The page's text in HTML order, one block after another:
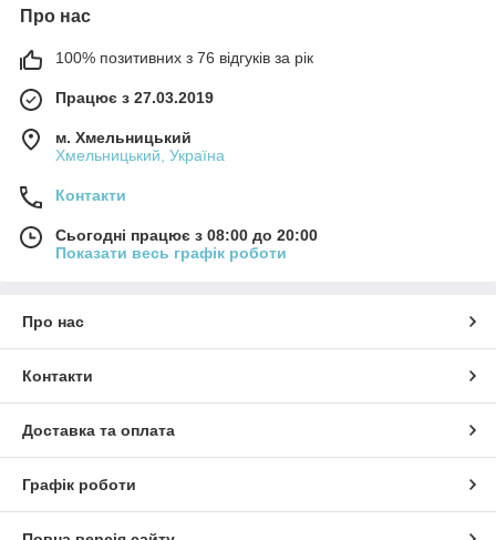
Про нас
100% позитивних з 76 відгуків за рік
Працює з 27.03.2019
м. Хмельницький
Хмельницький, Україна
Контакти
Сьогодні працює з 08:00 до 20:00
Показати весь графік роботи
Про нас
Контакти
Доставка та оплата
Графік роботи